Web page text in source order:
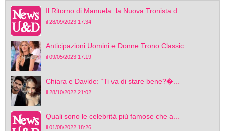
Il Ritorno di Manuela: la Nuova Tronista d...
il 28/09/2023 17:34
Anticipazioni Uomini e Donne Trono Classic...
il 09/05/2023 17:19
Chiara e Davide: “Ti va di stare bene?�...
il 28/10/2022 21:02
Quali sono le celebrità più famose che a...
il 01/08/2022 18:26